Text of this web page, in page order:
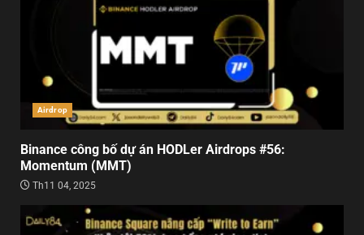
Airdrop
Binance công bố dự án HODLer Airdrops #56:
Momentum (MMT)
Th11 04, 2025